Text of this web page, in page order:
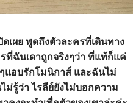
ผย พูดถึงตัวละครที่เดินทาง
ที่ฉันเดาถูกจริงๆว่า ที่แท้ก็แค่
แอบรักโมนิกาส์ และฉันไม่
ม่รู้ว่า ไรลีย์ยังไม่บอกความ